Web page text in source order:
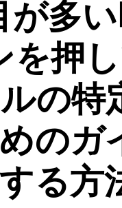
が多
押
の特
のガ
る方